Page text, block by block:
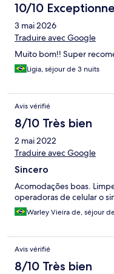
10/10
3 mai 2026
Traduire avec Google
Muito bom!! Super
Ligia, séjour de 3 nuits
Avis vérifié
8/10 Très bien
2 mai 2022
Traduire avec Google
Sincero
Acomodações boas.
operadoras de celular o
Warley Vieira de, séjour
Avis vérifié
8/10 Très bien